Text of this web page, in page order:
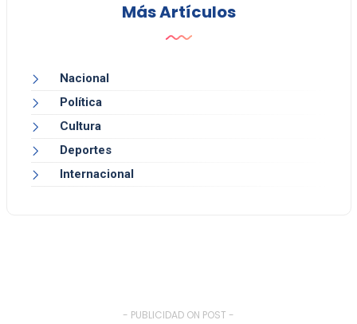
Más Artículos
Nacional
Política
Cultura
Deportes
Internacional
- PUBLICIDAD ON POST -